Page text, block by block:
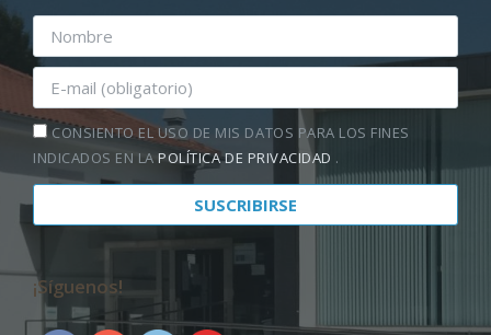
CONSIENTO EL USO DE MIS DATOS PARA LOS FINES
INDICADOS EN LAPOLÍTICA DE PRIVACIDAD .
¡Síguenos!